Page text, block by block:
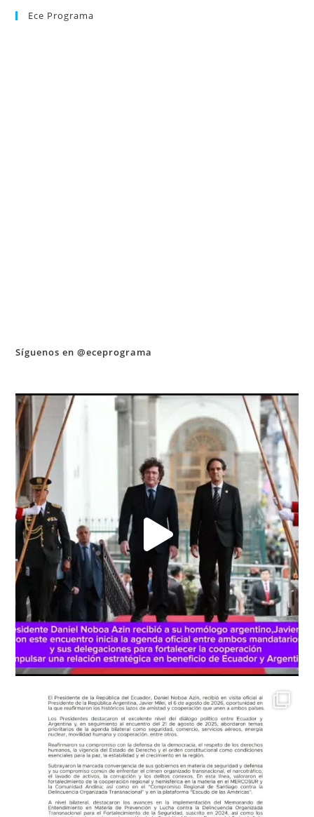
Ece Programa
Síguenos en @eceprograma